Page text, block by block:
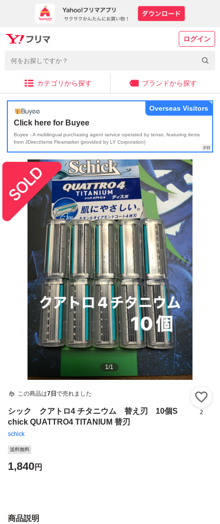
ログイン
カテゴリから探す ブランドから探す
Click here for Buyee
Buyee - A multilingual purchasing agent service operated by tenso, featuring items
from JDirectItems Fleamarket (provided by LY Corporation)
Overseas Visitors
1/1
この商品は7日 で売れました
シック クアトロ4 チタニウム 替え刃 10個S
chick QUATTRO4 TITANIUM 替刃
schick
2
送料無料
1,840円
商品説明